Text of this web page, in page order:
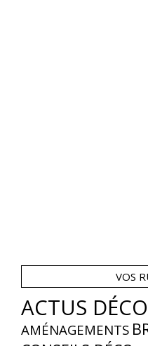
VOS
ACTUS DÉCO
AMÉNAGEMENTS